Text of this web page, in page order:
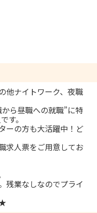
他ナイトワーク、夜職
ら昼職への就職”に特
す。
ーの方も大活躍中！ど
求人票をご用意してお
業なしなのでプライ